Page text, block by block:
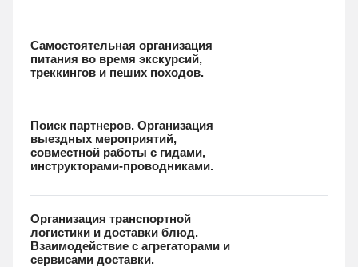
Самостоятельная организация
питания во время экскурсий,
треккингов и пеших походов.
Поиск партнеров. Организация
выездных мероприятий,
совместной работы с гидами,
инструкторами-проводниками.
Организация транспортной
логистики и доставки блюд.
Взаимодействие с агрегаторами и
сервисами доставки.